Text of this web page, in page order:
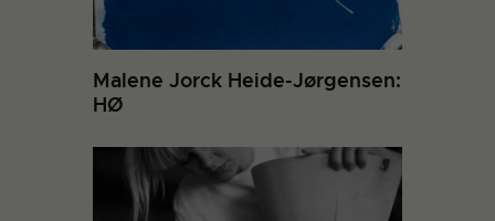
Malene Jorck Heide-Jørgensen:
HØ